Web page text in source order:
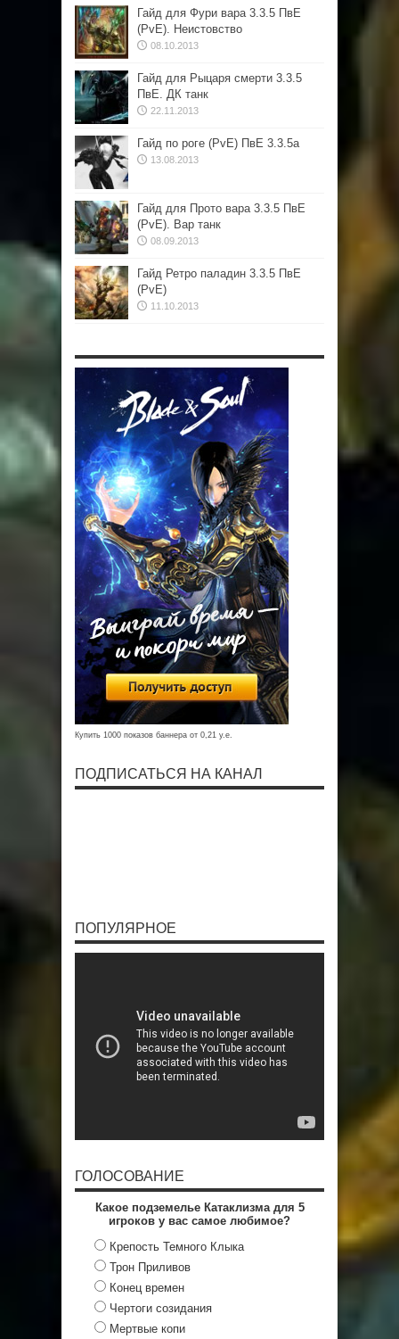
Гайд для Фури вара 3.3.5 ПвЕ
(PvE). Неистовство
08.10.2013
Гайд для Рыцаря смерти 3.3.5
ПвЕ. ДК танк
22.11.2013
Гайд по роге (PvE) ПвЕ 3.3.5а
13.08.2013
Гайд для Прото вара 3.3.5 ПвЕ
(PvE). Вар танк
08.09.2013
Гайд Ретро паладин 3.3.5 ПвЕ
(PvE)
11.10.2013
Купить 1000 показов баннера от 0,21 у.е.
ПОДПИСАТЬСЯ НА КАНАЛ
ПОПУЛЯРНОЕ
ГОЛОСОВАНИЕ
Какое подземелье Катаклизма для 5
игроков у вас самое любимое?
Крепость Темного Клыка
Трон Приливов
Конец времен
Чертоги созидания
Мертвые копи